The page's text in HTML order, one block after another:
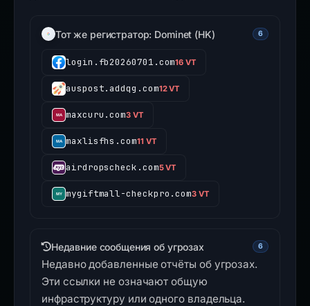
Тот же регистратор: Dominet (HK) 6
login.fb20260701.com16 VT
auspost.addqg.com12 VT
maxcuru.com3 VT
maxlisfhs.com11 VT
airdropscheck.com5 VT
mygiftmall-checkpro.com3 VT
Недавние сообщения об угрозах 6
Недавно добавленные отчёты об угрозах.
Эти ссылки не означают общую
инфраструктуру или одного владельца.